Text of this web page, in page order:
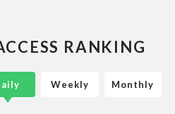
RANKING
Weekly Monthly